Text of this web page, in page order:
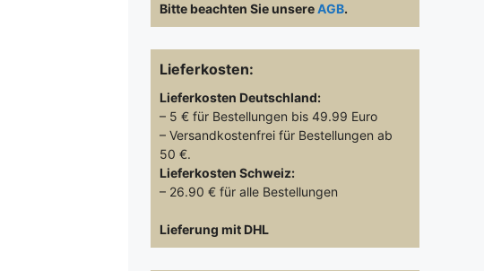
Bitte beachten Sie unsereAGB.
Lieferkosten:
Lieferkosten Deutschland:
– 5 € für Bestellungen bis 49.99 Euro
– Versandkostenfrei für Bestellungen ab
50 €.
Lieferkosten Schweiz:
– 26.90 € für alle Bestellungen
Lieferung mit DHL